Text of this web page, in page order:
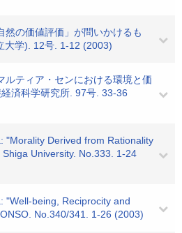
然の価値評価」が問いかけるも
大学). 12号. 1-12 (2003)
ルティア・センにおける環境と価
済科学研究所. 97号. 33-36
"Morality Derived from Rationality
University. No.333. 1-24
"Well-being, Reciprocity and
No.340/341. 1-26 (2003)